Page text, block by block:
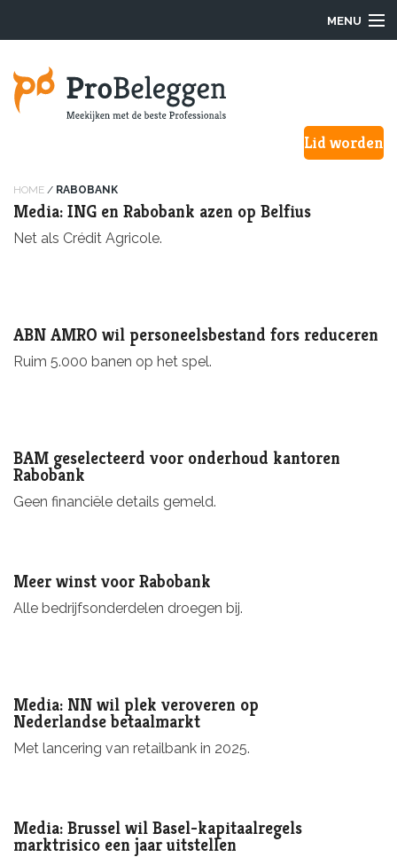
MENU
Hoe werkt het?
Onze Pro’s
F.A.Q.
Lid worden
HOME / RABOBANK
Media: ING en Rabobank azen op Belfius
Net als Crédit Agricole.
ABN AMRO wil personeelsbestand fors reduceren
Ruim 5.000 banen op het spel.
BAM geselecteerd voor onderhoud kantoren
Rabobank
Geen financiële details gemeld.
Meer winst voor Rabobank
Alle bedrijfsonderdelen droegen bij.
Media: NN wil plek veroveren op
Nederlandse betaalmarkt
Met lancering van retailbank in 2025.
Media: Brussel wil Basel-kapitaalregels
marktrisico een jaar uitstellen